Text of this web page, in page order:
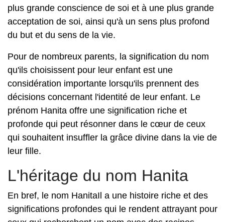
plus grande conscience de soi et à une plus grande
acceptation de soi, ainsi qu'à un sens plus profond
du but et du sens de la vie.
Pour de nombreux parents, la signification du nom
qu'ils choisissent pour leur enfant est une
considération importante lorsqu'ils prennent des
décisions concernant l'identité de leur enfant. Le
prénom Hanita offre une signification riche et
profonde qui peut résonner dans le cœur de ceux
qui souhaitent insuffler la grâce divine dans la vie de
leur fille.
L'héritage du nom Hanita
En bref, le nom HanitaIl a une histoire riche et des
significations profondes qui le rendent attrayant pour